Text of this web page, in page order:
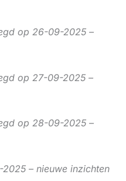
op 26-09-2025 –
op 27-09-2025 –
op 28-09-2025 –
– nieuwe inzichten